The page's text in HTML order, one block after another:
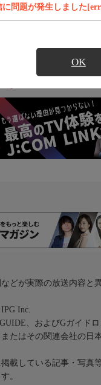
に問題が発生しました
OK
すすめ番組
な情報
どが実際の放送内容と
Inc.
、およびGガイド
たはその関連会社の日
載している記事・写真
。